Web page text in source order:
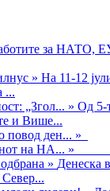
за НАТО,
» На 11-12
...
„Згол... » Од 5-
и Више...
повод ден... »
на НА... »
» Денеска
Север...